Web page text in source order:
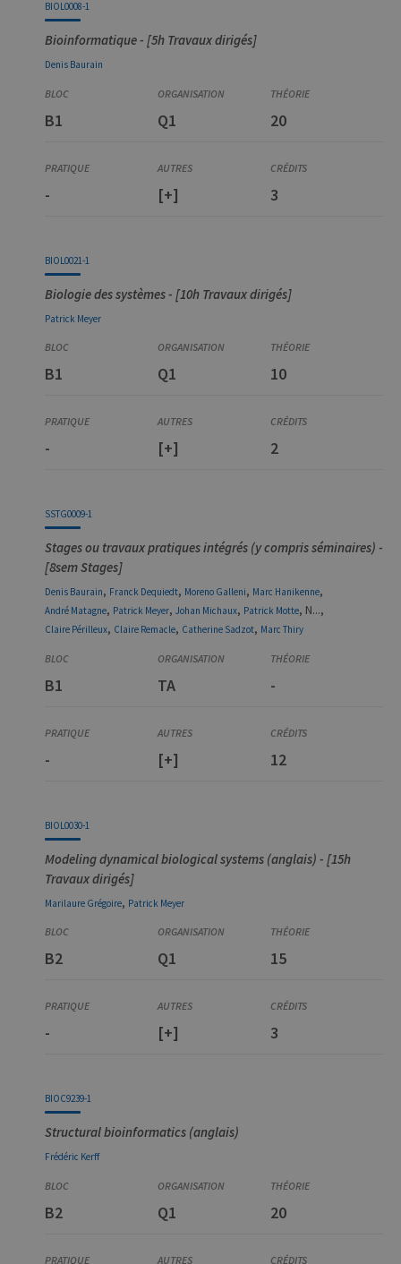
BIOL0008-1
Bioinformatique - [5h Travaux dirigés]
Denis Baurain
B1 Q1 20
- [+] 3
BIOL0021-1
Biologie des systèmes - [10h Travaux dirigés]
Patrick Meyer
B1 Q1 10
- [+] 2
SSTG0009-1
Stages ou travaux pratiques intégrés (y compris séminaires) -
[8sem Stages]
Denis Baurain, Franck Dequiedt, Moreno Galleni, Marc Hanikenne,
André Matagne, Patrick Meyer, Johan Michaux, Patrick Motte, N...,
Claire Périlleux, Claire Remacle, Catherine Sadzot, Marc Thiry
B1 TA -
- [+] 12
BIOL0030-1
Modeling dynamical biological systems (anglais) - [15h
Travaux dirigés]
Marilaure Grégoire, Patrick Meyer
B2 Q1 15
- [+] 3
BIOC9239-1
Structural bioinformatics (anglais)
Frédéric Kerff
B2 Q1 20